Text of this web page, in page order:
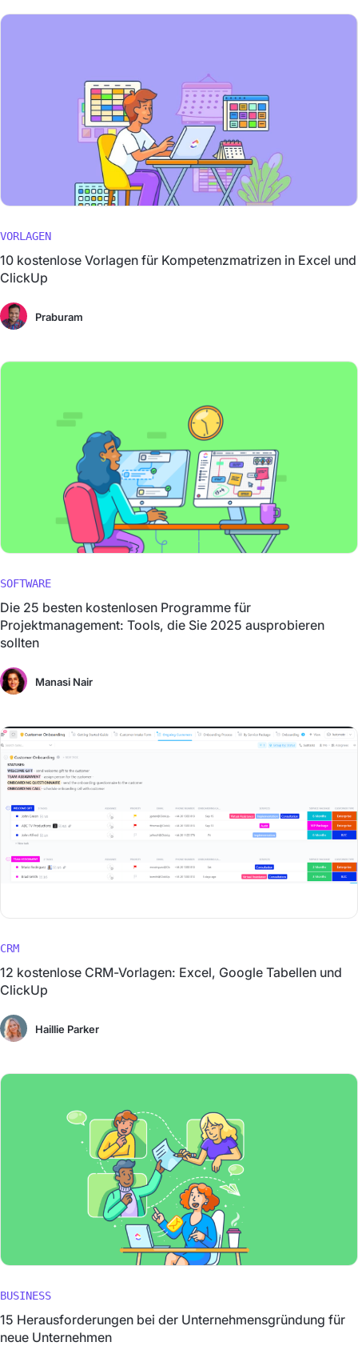
VORLAGEN
10 kostenlose Vorlagen für Kompetenzmatrizen in Excel und
ClickUp
Praburam
SOFTWARE
Die 25 besten kostenlosen Programme für
Projektmanagement: Tools, die Sie 2025 ausprobieren
sollten
Manasi Nair
CRM
12 kostenlose CRM-Vorlagen: Excel, Google Tabellen und
ClickUp
Haillie Parker
BUSINESS
15 Herausforderungen bei der Unternehmensgründung für
neue Unternehmen